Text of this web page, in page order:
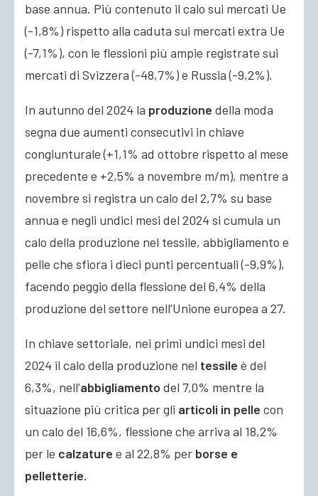
base annua. Più contenuto il calo sui mercati Ue
(-1,8%) rispetto alla caduta sui mercati extra Ue
(-7,1%), con le flessioni più ampie registrate sui
mercati di Svizzera (-48,7%) e Russia (-9,2%).
In autunno del 2024 la produzione della moda
segna due aumenti consecutivi in chiave
congiunturale (+1,1% ad ottobre rispetto al mese
precedente e +2,5% a novembre m/m), mentre a
novembre si registra un calo del 2,7% su base
annua e negli undici mesi del 2024 si cumula un
calo della produzione nel tessile, abbigliamento e
pelle che sfiora i dieci punti percentuali (-9,9%),
facendo peggio della flessione del 6,4% della
produzione del settore nell’Unione europea a 27.
In chiave settoriale, nei primi undici mesi del
2024 il calo della produzione nel tessile è del
6,3%, nell’abbigliamento del 7,0% mentre la
situazione più critica per gli articoli in pelle con
un calo del 16,6%, flessione che arriva al 18,2%
per le calzature e al 22,8% per borse e
pelletterie.